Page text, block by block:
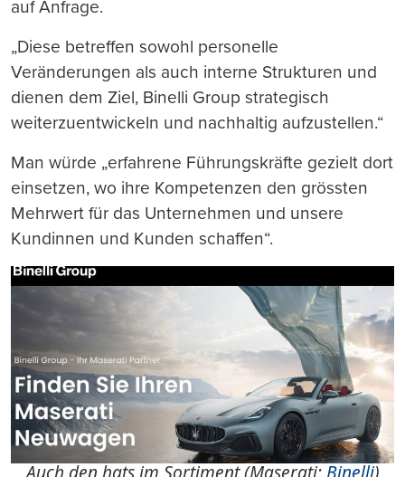
auf Anfrage.
„Diese betreffen sowohl personelle
Veränderungen als auch interne Strukturen und
dienen dem Ziel, Binelli Group strategisch
weiterzuentwickeln und nachhaltig aufzustellen.“
Man würde „erfahrene Führungskräfte gezielt dort
einsetzen, wo ihre Kompetenzen den grössten
Mehrwert für das Unternehmen und unsere
Kundinnen und Kunden schaffen“.
Auch den hats im Sortiment (Maserati;Binelli)